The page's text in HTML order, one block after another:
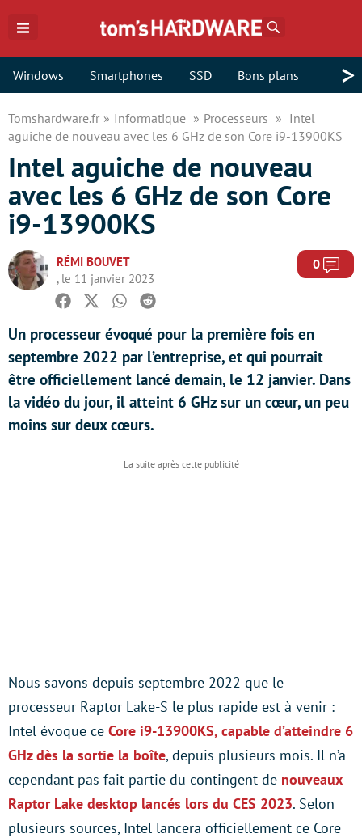
Windows Smartphones SSD Bons plans >
Tomshardware.fr Informatique Processeurs
Intel
aguiche de nouveau avec les 6 GHz de son Core i9-13900KS
Intel aguiche de nouveau
avec les 6 GHz de son Core
i9-13900KS
RÉMI BOUVET
, le 11 janvier 2023
0
Facebook
TwitterWhatsapp
Reddit
Un processeur évoqué pour la première fois en
septembre 2022 par l’entreprise, et qui pourrait
être officiellement lancé demain, le 12 janvier. Dans
la vidéo du jour, il atteint 6 GHz sur un cœur, un peu
moins sur deux cœurs.
Nous savons depuis septembre 2022 que le
processeur Raptor Lake-S le plus rapide est à venir :
Intel évoque ce Core i9-13900KS, capable d’atteindre 6
GHz dès la sortie la boîte, depuis plusieurs mois. Il n’a
cependant pas fait partie du contingent de nouveaux
Raptor Lake desktop lancés lors du CES 2023. Selon
plusieurs sources, Intel lancera officiellement ce Core